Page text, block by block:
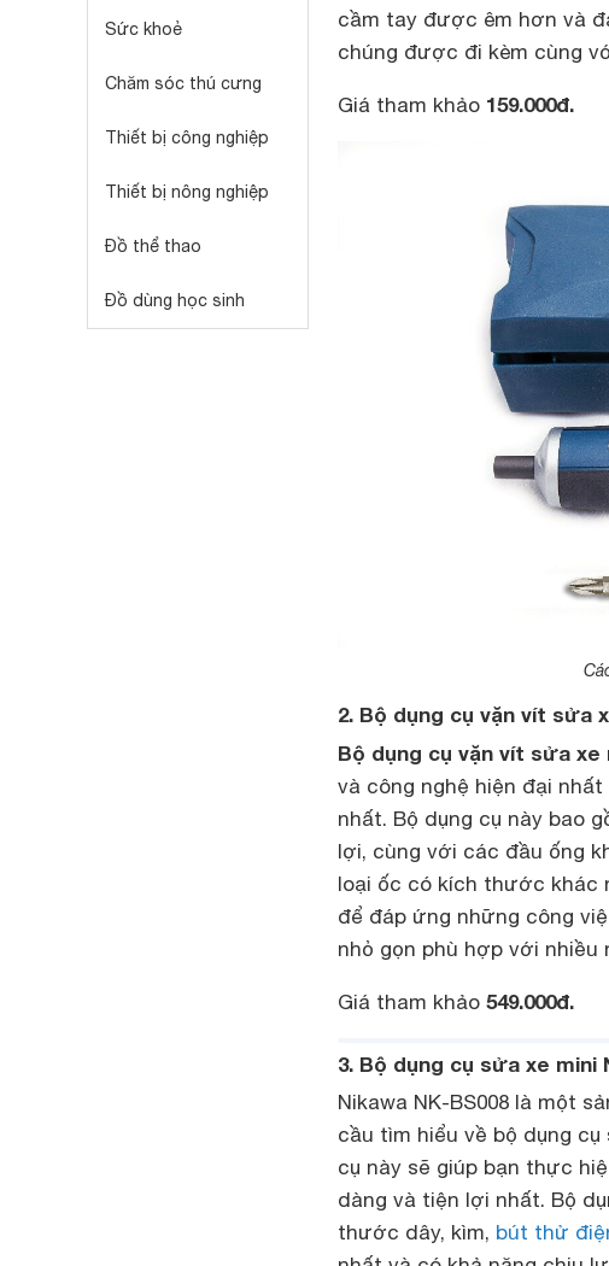
Sức khoẻ
Chăm sóc thú cưng
Thiết bị công nghiệp
Thiết bị nông nghiệp
Đồ thể thao
Đồ dùng học sinh
cầm tay được êm hơn và
chúng được đi kèm cùng
Giá tham khảo 159.000đ.
2. Bộ dụng cụ vặn vít sửa
Bộ dụng cụ vặn vít sửa xe
và công nghệ hiện đại
nhất. Bộ dụng cụ này bao
lợi, cùng với các đầu ống
loại ốc có kích thước khác
để đáp ứng những công
nhỏ gọn phù hợp với nhiều
Giá tham khảo 549.000đ.
3. Bộ dụng cụ sửa xe mini
Nikawa NK-BS008 là một
cầu tìm hiểu về bộ dụng
cụ này sẽ giúp bạn thực
dàng và tiện lợi nhất. Bộ
thước dây, kìm, bút thử